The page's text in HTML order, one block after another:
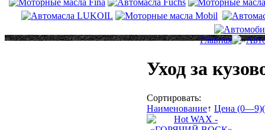
Главная
Уход за
Сортировать:
Наименование↑ Цена (0—9)